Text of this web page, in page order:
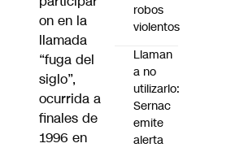
on en la
llamada
“fuga del
siglo”,
ocurrida a
finales de
1996 en
robos
violentos
Llaman
a no
utilizarlo:
Sernac
emite
alerta